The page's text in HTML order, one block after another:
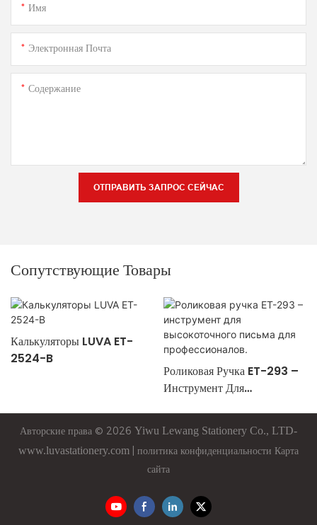
Имя
Электронная Почта
Содержание
ОТПРАВИТЬ ЗАПРОС СЕЙЧАС
Сопутствующие Товары
Калькуляторы LUVA ET-
2524-B
Роликовая Ручка ET-293 –
Инструмент Для
Авторские права © 2026 Yiwu Lewang Stationery Co., LTD-
www.luvastationery.com
политика конфиденциальности Карта
сайта